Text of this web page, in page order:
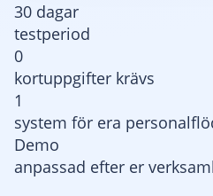
30 dagar
testperiod
0
kortuppgifter krävs
1
system för era
Demo
anpassad efter er